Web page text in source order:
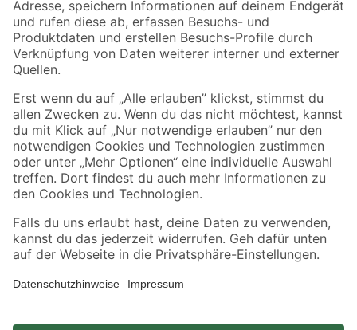
Sicher einkaufen
Jetzt die toom-App herunterladen
Alle Preisangaben in EUR inkl. gesetzl. MwSt.. Die dargestellten Angebote sind unter
Umständen nicht in allen Märkten verfügbar. Die angegebenen Verfügbarkeiten beziehen
sich auf den unter "Mein Markt" ausgewählten toom Baumarkt. Alle Angebote und
*Paketversand ab 59 € versandkostenfrei, gilt nicht für Artikel mit Speditionsversand, hier
fallen zusätzliche Versandkosten an.